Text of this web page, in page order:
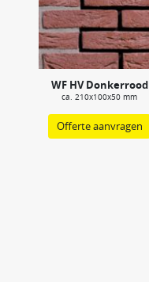
WF HV Donkerrood
ca. 210x100x50 mm
Offerte aanvragen